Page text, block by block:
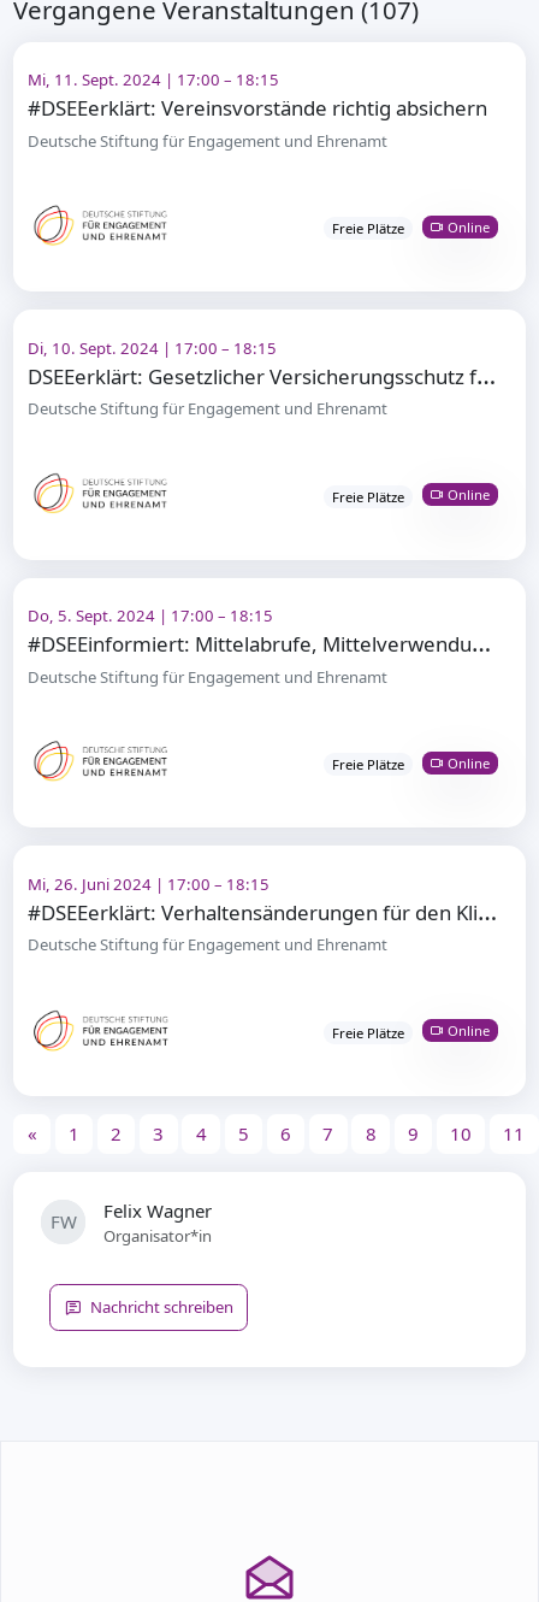
Vergangene Veranstaltungen (107)
Mi, 11. Sept. 2024 | 17:00 – 18:15
#DSEEerklärt: Vereinsvorstände richtig absichern
Deutsche Stiftung für Engagement und Ehrenamt
Freie Plätze Online
Di, 10. Sept. 2024 | 17:00 – 18:15
D
SEEerklärt: Gesetzlicher Versicherungsschutz für Vereine
Deutsche Stiftung für Engagement und Ehrenamt
Freie Plätze Online
Do, 5. Sept. 2024 | 17:00 – 18:15
#
DSEEinformiert: Mittelabrufe, Mittelverwendung, Verwendungsnachweise
Deutsche Stiftung für Engagement und Ehrenamt
Freie Plätze Online
Mi, 26. Juni 2024 | 17:00 – 18:15
#
DSEEerklärt: Verhaltensänderungen für den Klimaschutz
Deutsche Stiftung für Engagement und Ehrenamt
Freie Plätze Online
« 1 2 3 4 5 6 7 8 9 10 11
FW Felix Wagner
Organisator*in
Nachricht schreiben